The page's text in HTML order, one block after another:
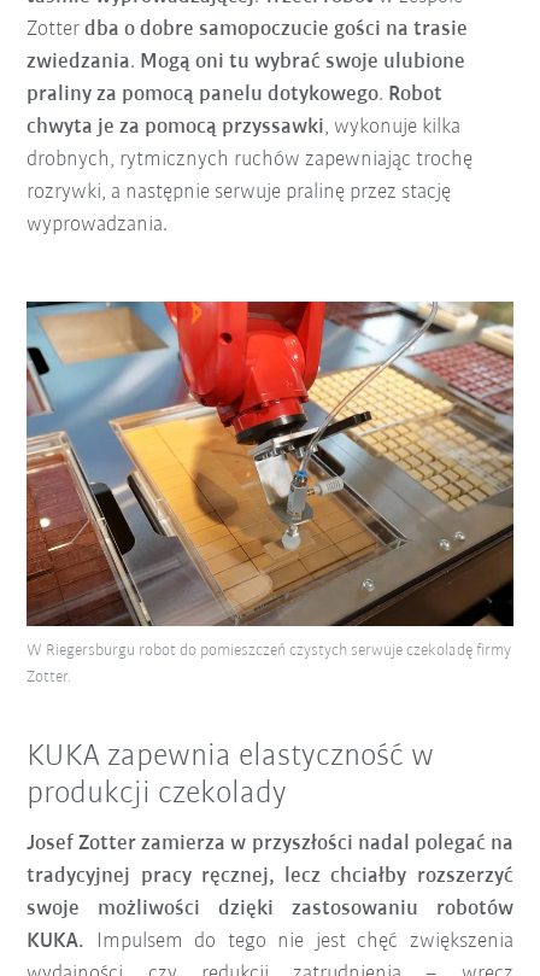
Zotterdba o dobre samopoczucie gości na trasie
zwiedzania. Mogą oni tu wybrać swoje ulubione
praliny za pomocą panelu dotykowego. Robot
chwyta je za pomocą przyssawki, wykonuje kilka
drobnych, rytmicznych ruchów zapewniając trochę
rozrywki, a następnie serwuje pralinę przez stację
wyprowadzania.
W Riegersburgu robot do pomieszczeń czystych serwuje czekoladę firmy
Zotter.
KUKA zapewnia elastyczność w
produkcji czekolady
Josef Zotter zamierza w przyszłości nadal polegać na
tradycyjnej pracy ręcznej, lecz chciałby rozszerzyć
swoje możliwości dzięki zastosowaniu robotów
KUKA. Impulsem do tego nie jest chęć zwiększenia